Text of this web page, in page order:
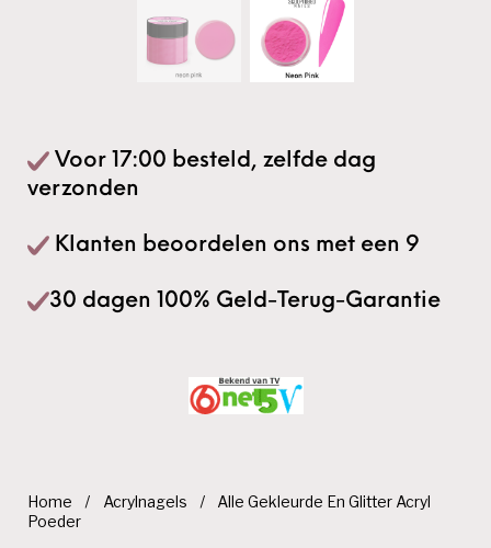
Home / Acrylnagels /
Alle Gekleurde En Glitter Acryl
Poeder
Voor 17:00 besteld, zelfde dag
verzonden
Klanten beoordelen ons met een 9
30 dagen 100% Geld-Terug-Garantie